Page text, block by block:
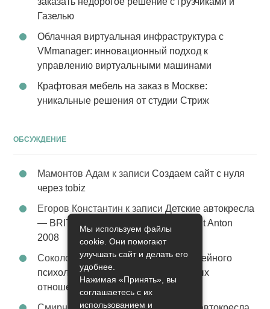
Газелью
Облачная виртуальная инфраструктура с
VMmanager: инновационный подход к
управлению виртуальными машинами
Крафтовая мебель на заказ в Москве:
уникальные решения от студии Стриж
ОБСУЖДЕНИЕ
Мамонтов Адам к записиСоздаем сайт с нуля
через tobiz
Егоров Константин к записиДетские автокресла
— BRITAX Evolva 1-2-3 (1-2-3) цвет St Anton
2008
Соколова Эльзак записиУслуги семейного
психолога – стабильность в семейных
отношениях
Мы используем файлы
cookie. Они помогают
улучшать сайт и делать его
удобнее.
Нажимая «Принять», вы
соглашаетесь с их
использованием и